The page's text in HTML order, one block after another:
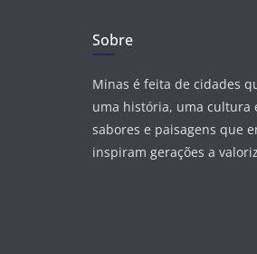
Sobre
Minas é feita de cidades
uma história, uma cultura
sabores e paisagens que
inspiram gerações a